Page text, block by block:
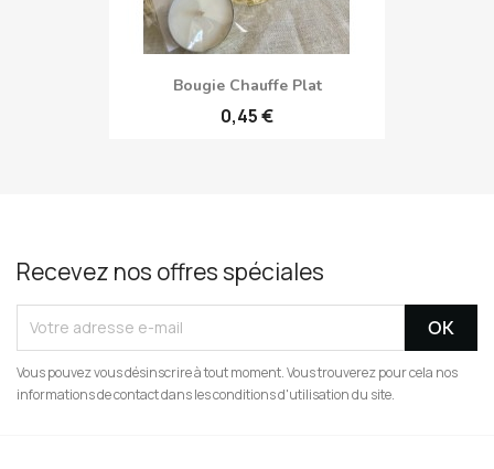
Bougie Chauffe Plat
0,45 €
Recevez nos offres spéciales
Vous pouvez vous désinscrire à tout moment. Vous trouverez pour cela nos
informations de contact dans les conditions d'utilisation du site.